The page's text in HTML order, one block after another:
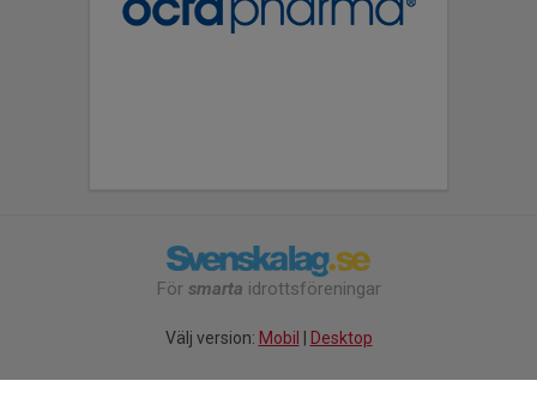
För smarta idrottsföreningar
Välj version: Mobil Desktop